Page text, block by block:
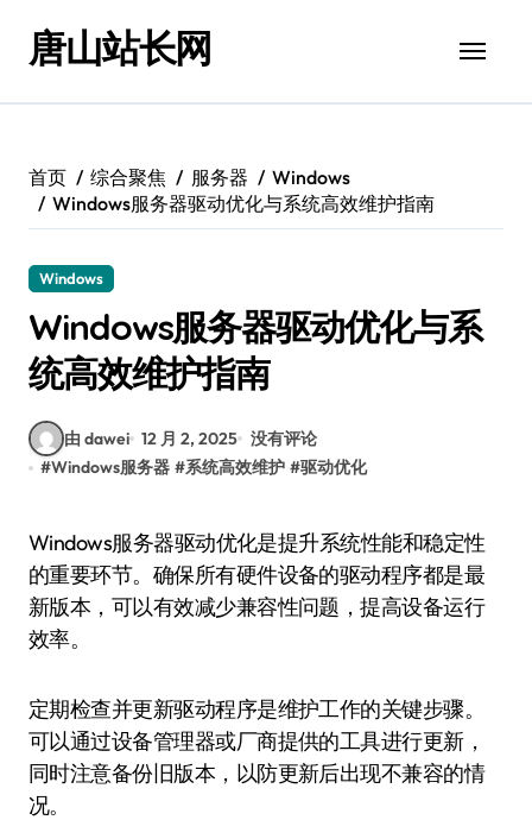
唐山站长网
首页 综合聚焦 服务器
Windows
Windows服务器驱动优化与系统高效维护指南
Windows
Windows服务器驱动优化与系
统高效维护指南
由 dawei 12 月 2, 2025 没有评论
#Windows服务器 #系统高效维护 #驱动优化
Windows服务器驱动优化是提升系统性能和稳定性
的重要环节。确保所有硬件设备的驱动程序都是最
新版本，可以有效减少兼容性问题，提高设备运行
效率。
定期检查并更新驱动程序是维护工作的关键步骤。
可以通过设备管理器或厂商提供的工具进行更新，
同时注意备份旧版本，以防更新后出现不兼容的情
况。